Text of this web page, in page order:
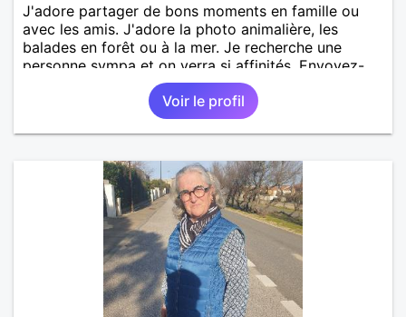
J'adore partager de bons moments en famille ou
avec les amis. J'adore la photo animalière, les
balades en forêt ou à la mer. Je recherche une
personne sympa et on verra si affinités. Envoyez-
moi message. A bientôt.
Voir le profil